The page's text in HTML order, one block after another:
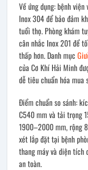
Về ứng dụng: bệnh
Inox 304 để bảo đảm
tuổi thọ. Phòng khám
cân nhắc Inox 201 để
thấp hơn. Danh mục
của Cơ Khí Hải Minh
dễ tiêu chuẩn hóa mua
Điểm chuẩn so sánh:
C540 mm và tải trọng
1900–2000 mm, rộng
xét lắp đặt tại bệnh
thang máy và diện tích
an toàn.